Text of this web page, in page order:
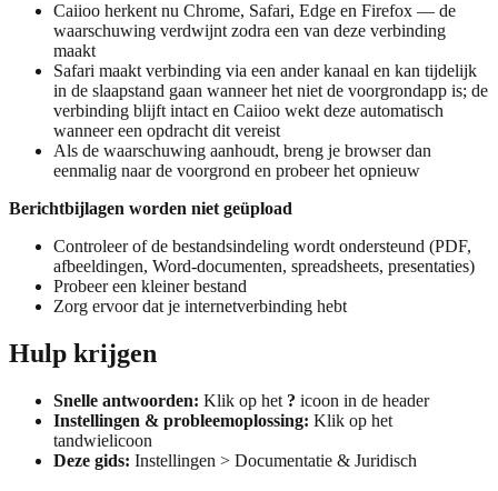
Caiioo herkent nu Chrome, Safari, Edge en Firefox — de
waarschuwing verdwijnt zodra een van deze verbinding
maakt
Safari maakt verbinding via een ander kanaal en kan tijdelijk
in de slaapstand gaan wanneer het niet de voorgrondapp is; de
verbinding blijft intact en Caiioo wekt deze automatisch
wanneer een opdracht dit vereist
Als de waarschuwing aanhoudt, breng je browser dan
eenmalig naar de voorgrond en probeer het opnieuw
Berichtbijlagen worden niet geüpload
Controleer of de bestandsindeling wordt ondersteund (PDF,
afbeeldingen, Word-documenten, spreadsheets, presentaties)
Probeer een kleiner bestand
Zorg ervoor dat je internetverbinding hebt
Hulp krijgen
Snelle antwoorden: Klik op het ? icoon in de header
Instellingen & probleemoplossing: Klik op het
tandwielicoon
Deze gids: Instellingen > Documentatie & Juridisch